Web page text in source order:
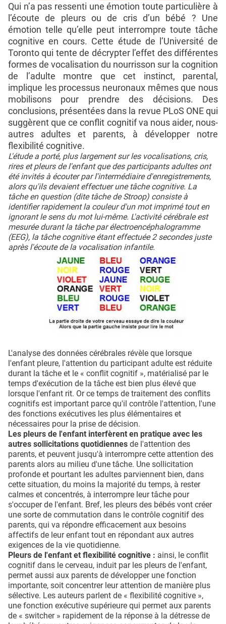
Qui n’a pas ressenti une émotion toute particulière à
l’écoute de pleurs ou de cris d’un bébé ? Une
émotion telle qu’elle peut interrompre toute tâche
cognitive en cours. Cette étude de l’Université de
Toronto qui tente de décrypter l’effet des différentes
formes de vocalisation du nourrisson sur la cognition
de l’adulte montre que cet instinct, parental,
implique les processus neuronaux mêmes que nous
mobilisons pour prendre des décisions. Des
conclusions, présentées dans la revue PLoS ONE qui
suggèrent que ce conflit cognitif va nous aider, nous-
autres adultes et parents, à développer notre
flexibilité cognitive.
L'étude a porté, plus largement sur les vocalisations, cris,
rires et pleurs de l'enfant que des participants adultes ont
été invités à écouter par l'intermédiaire d'enregistrements,
alors qu'ils devaient effectuer une tâche cognitive. La
tâche en question (dite tâche de Stroop) consiste à
identifier rapidement la couleur d'un mot imprimé tout en
ignorant le sens du mot lui-même. L'activité cérébrale est
mesurée durant la tâche par électroencéphalogramme
(EEG), la tâche cognitive étant effectuée 2 secondes juste
après l'écoute de la vocalisation infantile.
L'analyse des données cérébrales révèle que lorsque
l'enfant pleure, l'attention du participant adulte est réduite
durant la tâche et le « conflit cognitif », matérialisé par le
temps d'exécution de la tâche est bien plus élevé que
lorsque l'enfant rit. Or ce temps de traitement des conflits
cognitifs est important parce qu'il contrôle l'attention, l'une
des fonctions exécutives les plus élémentaires et
nécessaires pour la prise de décision.
Les pleurs de l'enfant interfèrent en pratique avec les
autres sollicitations quotidiennes de l'attention des
parents, et peuvent jusqu'à interrompre cette attention des
parents alors au milieu d'une tâche. Une sollicitation
profonde et pourtant les adultes parviennent bien, dans
cette situation, du moins la majorité du temps, à rester
calmes et concentrés, à interrompre leur tâche pour
s'occuper de l'enfant. Bref, les pleurs des bébés vont créer
une sorte de commutation dans le contrôle cognitif des
parents, qui va répondre efficacement aux besoins
affectifs de leur enfant tout en répondant aux autres
exigences de la vie quotidienne.
Pleurs de l'enfant et flexibilité cognitive : ainsi, le conflit
cognitif dans le cerveau, induit par les pleurs de l'enfant,
permet aussi aux parents de développer une fonction
importante, soit concentrer leur attention de manière plus
sélective. Les auteurs parlent de « flexibilité cognitive »,
une fonction exécutive supérieure qui permet aux parents
de « switcher » rapidement de la réponse à la détresse de